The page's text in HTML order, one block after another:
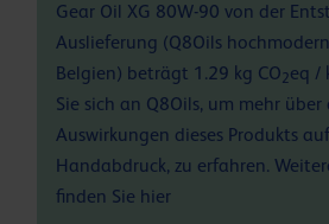
Gear Oil XG 80W-90 von der
Auslieferung (Q8Oils
Belgien) beträgt 1.29 kg CO2eq /
Sie sich an Q8Oils, um mehr
Auswirkungen dieses Produkts
Handabdruck, zu erfahren.
finden Sie hier